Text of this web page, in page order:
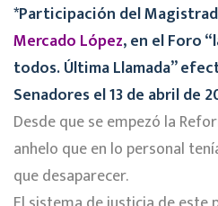
*Participación del
Mercado López, en el Foro
todos. Última Llamada”
Senadores el 13 de abril de
Desde que se empezó la
anhelo que en lo personal
que desaparecer.